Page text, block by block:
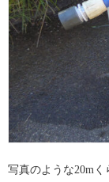
写真のような20m